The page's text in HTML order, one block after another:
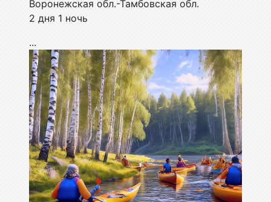
Воронежская обл.-Тамбовская обл.
2 дня 1 ночь
...